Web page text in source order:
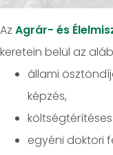
Az Agrár- és
keretein belül az
állami
képzés,
egyéni doktori